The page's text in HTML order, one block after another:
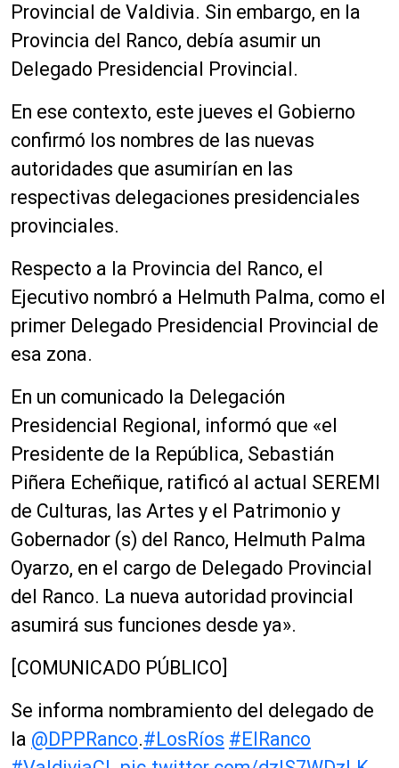
Provincial de Valdivia. Sin embargo, en la
Provincia del Ranco, debía asumir un
Delegado Presidencial Provincial.
En ese contexto, este jueves el Gobierno
confirmó los nombres de las nuevas
autoridades que asumirían en las
respectivas delegaciones presidenciales
provinciales.
Respecto a la Provincia del Ranco, el
Ejecutivo nombró a Helmuth Palma, como el
primer Delegado Presidencial Provincial de
esa zona.
En un comunicado la Delegación
Presidencial Regional, informó que «el
Presidente de la República, Sebastián
Piñera Echeñique, ratificó al actual SEREMI
de Culturas, las Artes y el Patrimonio y
Gobernador (s) del Ranco, Helmuth Palma
Oyarzo, en el cargo de Delegado Provincial
del Ranco. La nueva autoridad provincial
asumirá sus funciones desde ya».
[COMUNICADO PÚBLICO]
Se informa nombramiento del delegado de
la @DPPRanco.#LosRíos #ElRanco